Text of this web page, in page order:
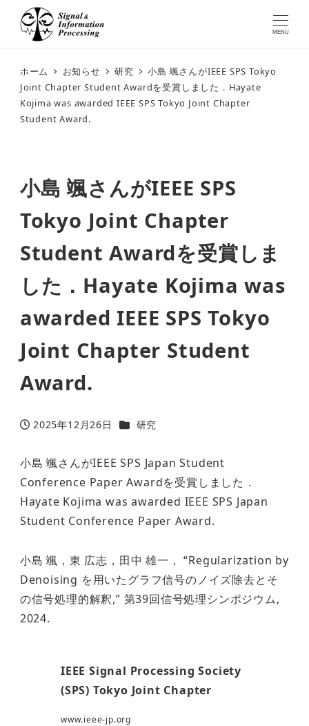
MENU
ホーム お知らせ 研究
小島 颯さんがIEEE SPS Tokyo
Joint Chapter Student Awardを受賞しました．Hayate
Kojima was awarded IEEE SPS Tokyo Joint Chapter
Student Award.
小島 颯さんがIEEE SPS
Tokyo Joint Chapter
Student Awardを受賞しま
した．Hayate Kojima was
awarded IEEE SPS Tokyo
Joint Chapter Student
Award.
投稿日
2025年12月26日 カテゴリー
研究
小島 颯さんがIEEE SPS Japan Student
Conference Paper Awardを受賞しました．
Hayate Kojima was awarded IEEE SPS Japan
Student Conference Paper Award.
小島 颯，東 広志，田中 雄一， “Regularization by
Denoising を用いたグラフ信号のノイズ除去とそ
の信号処理的解釈,” 第39回信号処理シンポジウム,
2024.
IEEE Signal Processing Society
(SPS) Tokyo Joint Chapter
www.ieee-jp.org